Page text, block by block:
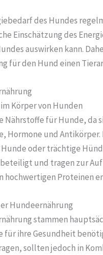
des Hundes
Einschätzung des
auswirken kann.
für den Hund einen
Körper von Hunden
Nährstoffe für Hunde, da
Hormone und
oder trächtige
und tragen zur
hochwertigen Proteinen
Hundeernährung
stammen
für ihre Gesundheit
sollten jedoch in